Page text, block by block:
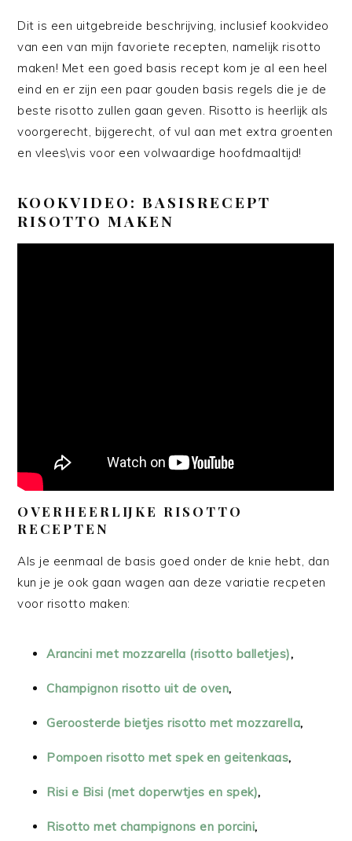
Dit is een uitgebreide beschrijving, inclusief kookvideo
van een van mijn favoriete recepten, namelijk risotto
maken! Met een goed basis recept kom je al een heel
eind en er zijn een paar gouden basis regels die je de
beste risotto zullen gaan geven. Risotto is heerlijk als
voorgerecht, bijgerecht, of vul aan met extra groenten
en vlees\vis voor een volwaardige hoofdmaaltijd!
KOOKVIDEO: BASISRECEPT
RISOTTO MAKEN
OVERHEERLIJKE RISOTTO
RECEPTEN
Als je eenmaal de basis goed onder de knie hebt, dan
kun je je ook gaan wagen aan deze variatie recpeten
voor risotto maken:
Arancini met mozzarella (risotto balletjes),
Champignon risotto uit de oven,
Geroosterde bietjes risotto met mozzarella,
Pompoen risotto met spek en geitenkaas,
Risi e Bisi (met doperwtjes en spek),
Risotto met champignons en porcini,